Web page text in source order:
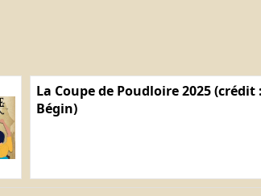
La Coupe de Poudloire 2025
Bégin)